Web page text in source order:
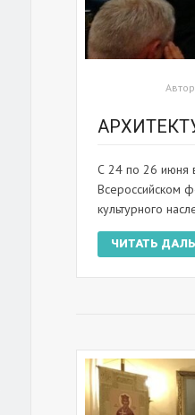
С 24 по 26 июня
Всероссийском
культурного
ЧИТАТЬ